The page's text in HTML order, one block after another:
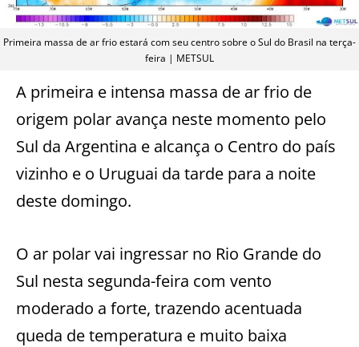
Primeira massa de ar frio estará com seu centro sobre o Sul do Brasil na terça-
feira | METSUL
A primeira e intensa massa de ar frio de
origem polar avança neste momento pelo
Sul da Argentina e alcança o Centro do país
vizinho e o Uruguai da tarde para a noite
deste domingo.
O ar polar vai ingressar no Rio Grande do
Sul nesta segunda-feira com vento
moderado a forte, trazendo acentuada
queda de temperatura e muito baixa